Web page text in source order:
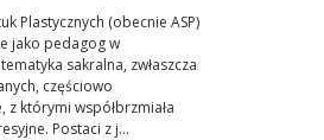
Plastycznych (obecnie ASP)
jako pedagog w
sakralna, zwłaszcza
częściowo
którymi współbrzmiała
Postaci z j...